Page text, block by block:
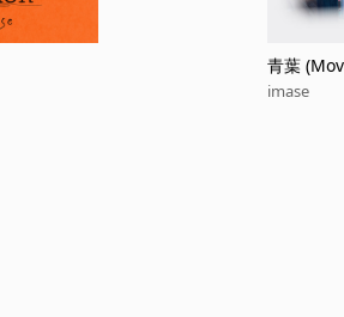
青葉
imase